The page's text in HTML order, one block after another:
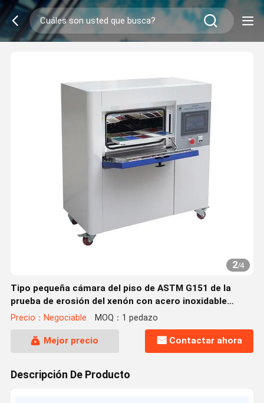
2/4
Tipo pequeña cámara del piso de ASTM G151 de la
prueba de erosión del xenón con acero inoxidable
interno
Precio：Negociable MOQ：1 pedazo
Mejor precio Contactar ahora
Descripción De Producto